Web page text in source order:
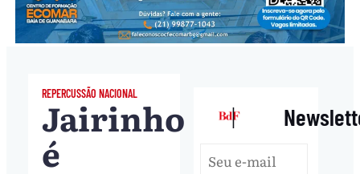
REPERCUSSÃO NACIONAL
Jairinho
é
|